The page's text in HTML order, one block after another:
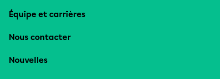
Équipe et carrières
Nous contacter
Nouvelles